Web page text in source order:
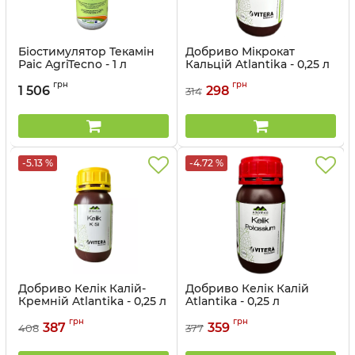
Біостимулятор Текамін
Раіс AgriTecno - 1 л
1 506 грн
Добриво Мікрокат
Кальцій Atlantika - 0,25 л
314 298 грн
-5.13 %
Добриво Келік Калій-
Кремній Atlantika - 0,25 л
408 387 грн
-4.72 %
Добриво Келік Калій
Atlantika - 0,25 л
377 359 грн